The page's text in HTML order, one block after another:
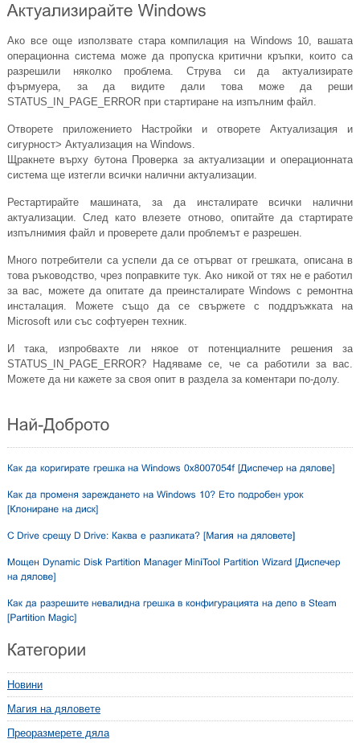
Ако все още използвате стара компилация на Windows 10, вашата
операционна система може да пропуска критични кръпки, които са
разрешили няколко проблема. Струва си да актуализирате
фърмуера, за да видите дали това може да реши
STATUS_IN_PAGE_ERROR при стартиране на изпълним файл.
Отворете приложението Настройки и отворете Актуализация и
сигурност> Актуализация на Windows.
Щракнете върху бутона Проверка за актуализации и операционната
система ще изтегли всички налични актуализации.
Рестартирайте машината, за да инсталирате всички налични
актуализации. След като влезете отново, опитайте да стартирате
изпълнимия файл и проверете дали проблемът е разрешен.
Много потребители са успели да се отърват от грешката, описана в
това ръководство, чрез поправките тук. Ако никой от тях не е работил
за вас, можете да опитате да преинсталирате Windows с ремонтна
инсталация. Можете също да се свържете с поддръжката на
Microsoft или със софтуерен техник.
И така, изпробвахте ли някое от потенциалните решения за
STATUS_IN_PAGE_ERROR? Надяваме се, че са работили за вас.
Можете да ни кажете за своя опит в раздела за коментари по-долу.
Новини
Магия на дяловете
Преоразмерете дяла